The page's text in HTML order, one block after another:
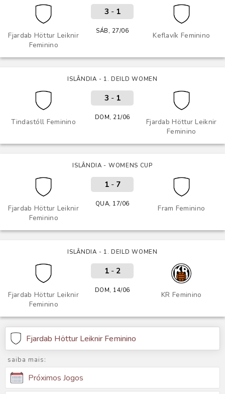
Fjardab Höttur Leiknir
Feminino
Keflavík Feminino
3 - 1
SÁB, 27/06
ISLÂNDIA - 1. DEILD WOMEN
Tindastóll Feminino
Fjardab Höttur Leiknir
Feminino
3 - 1
DOM, 21/06
ISLÂNDIA - WOMENS CUP
Fjardab Höttur Leiknir
Feminino
Fram Feminino
1- 7
QUA, 17/06
ISLÂNDIA - 1. DEILD WOMEN
Fjardab Höttur Leiknir
Feminino
KR Feminino
1- 2
DOM, 14/06
Fjardab Höttur Leiknir Feminino
saiba mais:
Próximos Jogos